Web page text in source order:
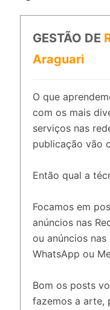
GESTÃO DE
Araguari
O que
com os mais
serviços nas
publicação vão
Então qual a
Focamos em
anúncios nas
ou anúncios nas
WhatsApp ou
Bom os posts
fazemos a arte,